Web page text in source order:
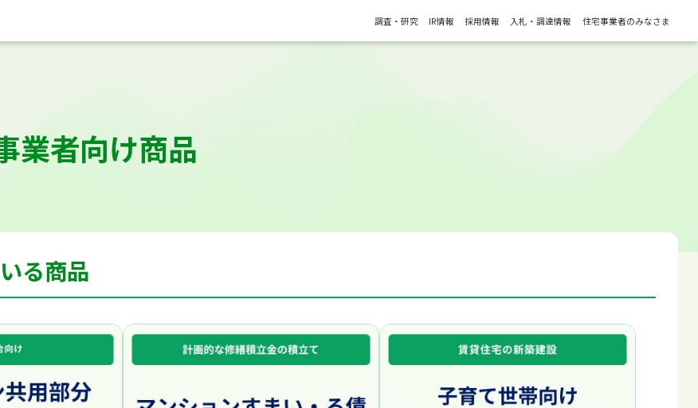
調査・研究 IR情報 採用情報 入札・調達情報 住宅事業者のみなさま
業者向け商品
る商品